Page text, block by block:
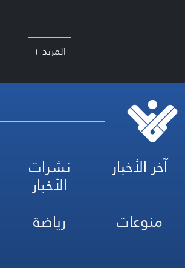
المزيد +
آخر الأخبار نشرات
الأخبار
منوعات
رياضة